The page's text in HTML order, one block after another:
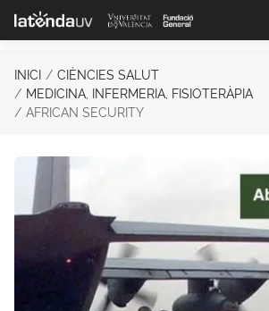
Saltar al contenido principal
INICI
CIÈNCIES SALUT
MEDICINA, INFERMERIA, FISIOTERÀPIA
AFRICAN SECURITY